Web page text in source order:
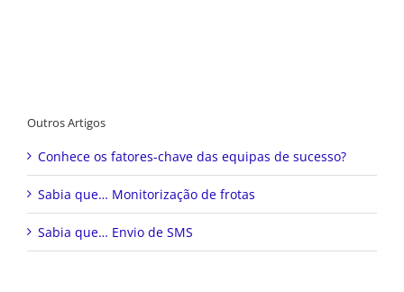
Outros Artigos
Conhece os fatores-chave das equipas de sucesso?
Sabia que… Monitorização de frotas
Sabia que… Envio de SMS